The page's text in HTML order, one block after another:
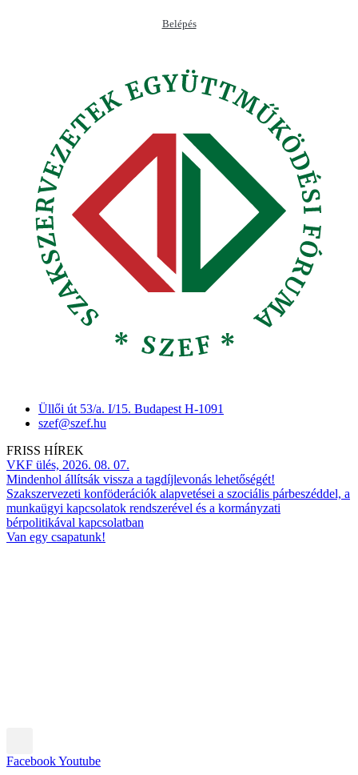
Belépés
Üllői út 53/a. I/15. Budapest H-1091
szef@szef.hu
FRISS HÍREK
VKF ülés, 2026. 08. 07.
Mindenhol állítsák vissza a tagdíjlevonás lehetőségét!
Szakszervezeti konföderációk alapvetései a szociális párbeszéddel, a
munkaügyi kapcsolatok rendszerével és a kormányzati
bérpolitikával kapcsolatban
Van egy csapatunk!
FacebookYoutube